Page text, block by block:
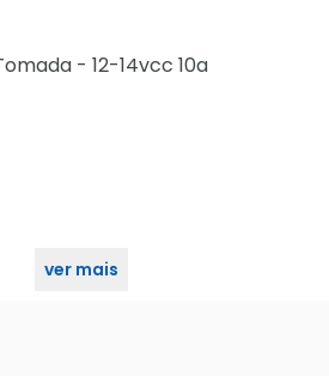
- 12-14vcc 10a
ver mais